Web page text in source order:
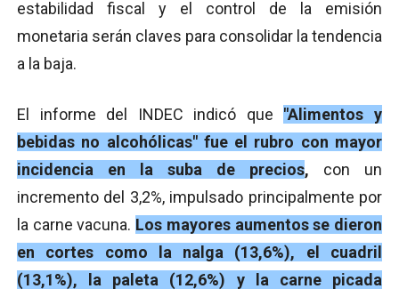
estabilidad fiscal y el control de la emisión
monetaria serán claves para consolidar la tendencia
a la baja.
El informe del INDEC indicó que "Alimentos y
bebidas no alcohólicas" fue el rubro con mayor
incidencia en la suba de precios, con un
incremento del 3,2%, impulsado principalmente por
la carne vacuna. Los mayores aumentos se dieron
en cortes como la nalga (13,6%), el cuadril
(13,1%), la paleta (12,6%) y la carne picada